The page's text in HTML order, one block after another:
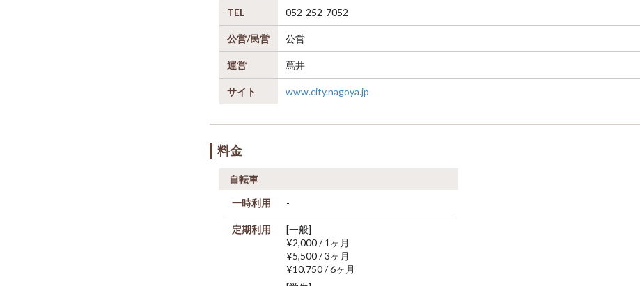
TEL 052-252-7052
公営/民営 公営
運営 蔦井
サイト www.city.nagoya.jp
料金
自転車
一時利用
-
定期利用
[一般]
¥2,000 / 1ヶ月
¥5,500 / 3ヶ月
¥10,750 / 6ヶ月